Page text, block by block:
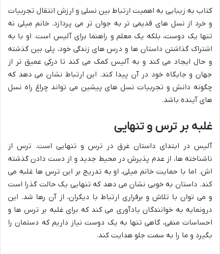
کتاب به زیبایی به اهمیت ارتباط بین نسلی و ارزش انتقال تجربیات
و خرد از نسل های قدیمی تر به جوان تر می پردازد. خانم میلی نه
تنها یک دوست، بلکه یک معلم و راهنما برای آلیس است. او با به
اشتراک گذاشتن داستان ها و درس های زندگی خود، پلی بین گذشته
و حال ایجاد می کند و به آلیس کمک می کند تا درکی عمیق تر از
جهان و جایگاه خود در آن پیدا کند. این ارتباط نشان می دهد که
چگونه دانش و تجربیات نسل های پیشین می تواند چراغ راه نسل
های آینده باشد.
غلبه بر ترس و تنهایی
آلیس در ابتدای داستان غرق در ترس و تنهایی است. ترس از
ناشناخته ها، از عدم پذیرش در محیط جدید و از دست دادن گذشته
اش. اما با حمایت خانم میلی، او به تدریج بر این ترس ها غلبه می
کند. داستان به خوبی نشان می دهد که تنهایی یک حالت گذرا است
و می توان با تلاش و برقراری ارتباط با دیگران، از آن رها شد. این
درونمایه به خوانندگان یادآوری می کند که برای غلبه بر ترس ها و
احساسات منفی، گاهی تنها به یک دوست نیاز داریم که دستمان را
بگیرد و ما را به سمت جلو هدایت کند.